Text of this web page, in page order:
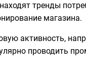
тренды
магазина.
активность,
проводить